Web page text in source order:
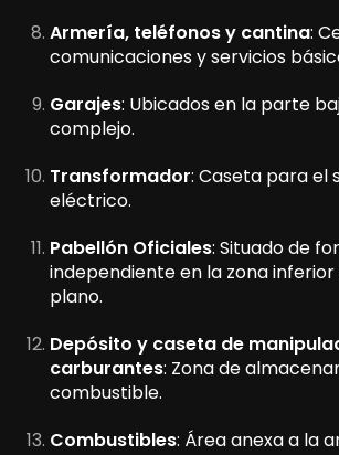
Armería, teléfonos y cantina:
comunicaciones y servicios
Garajes: Ubicados en la parte
complejo.
Transformador: Caseta para el
eléctrico.
Pabellón Oficiales: Situado de
independiente en la zona inferior
plano.
Depósito y caseta de
carburantes: Zona de
combustible.
Combustibles: Área anexa a la